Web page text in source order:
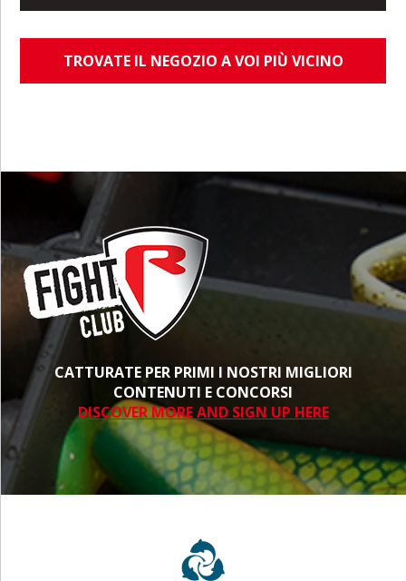
TROVATE IL NEGOZIO A VOI PIÙ VICINO
CATTURATE PER PRIMI I NOSTRI MIGLIORI
CONTENUTI E CONCORSI
DISCOVER MORE AND SIGN UP HERE